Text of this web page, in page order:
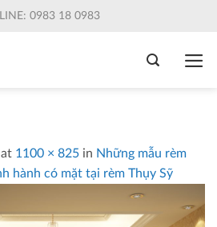
0983 18 0983
at 1100 × 825 in Những mẫu rèm
hành có mặt tại rèm Thụy Sỹ